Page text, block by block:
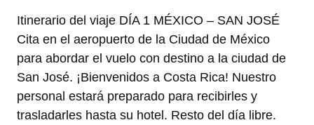
Itinerario del viaje DÍA 1 MÉXICO – SAN JOSÉ
Cita en el aeropuerto de la Ciudad de México
para abordar el vuelo con destino a la ciudad de
San José. ¡Bienvenidos a Costa Rica! Nuestro
personal estará preparado para recibirles y
trasladarles hasta su hotel. Resto del día libre.